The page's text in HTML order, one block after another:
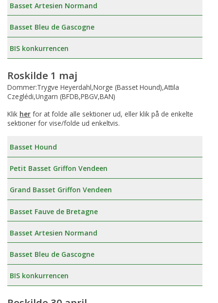
Basset Artesien Normand
Basset Bleu de Gascogne
BIS konkurrencen
Roskilde 1 maj
Dommer:Trygve Heyerdahl,Norge (Basset Hound),Attila
Czeglédi,Ungarn (BFDB,PBGV,BAN)
Klik her for at folde alle sektioner ud, eller klik på de enkelte
sektioner for vise/folde ud enkeltvis.
Basset Hound
Petit Basset Griffon Vendeen
Grand Basset Griffon Vendeen
Basset Fauve de Bretagne
Basset Artesien Normand
Basset Bleu de Gascogne
BIS konkurrencen